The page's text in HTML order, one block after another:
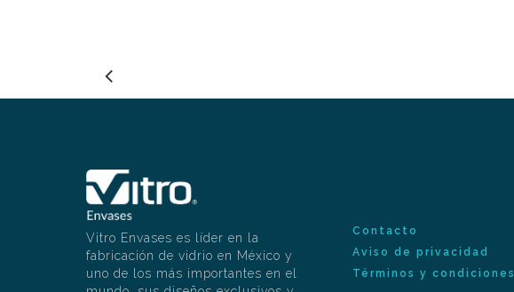
Vitro Envases es líder en la
fabricación de vidrio en México y
uno de los más importantes en el
Contacto
Aviso de privacidad
Términos y condiciones